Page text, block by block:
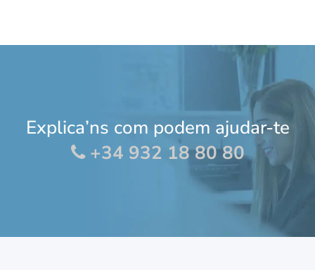
Explica’ns com podem ajudar-te
+34 932 18 80 80